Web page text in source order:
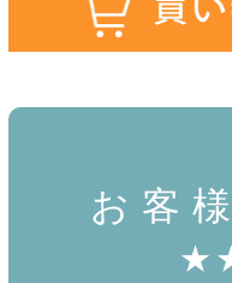
お客